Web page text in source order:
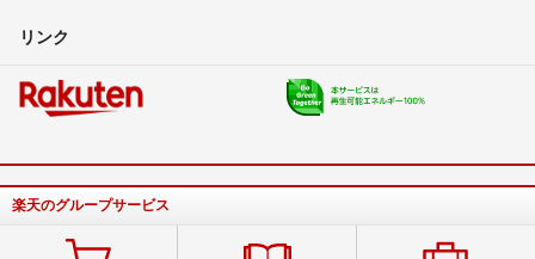
リンク
楽天のグループサービス